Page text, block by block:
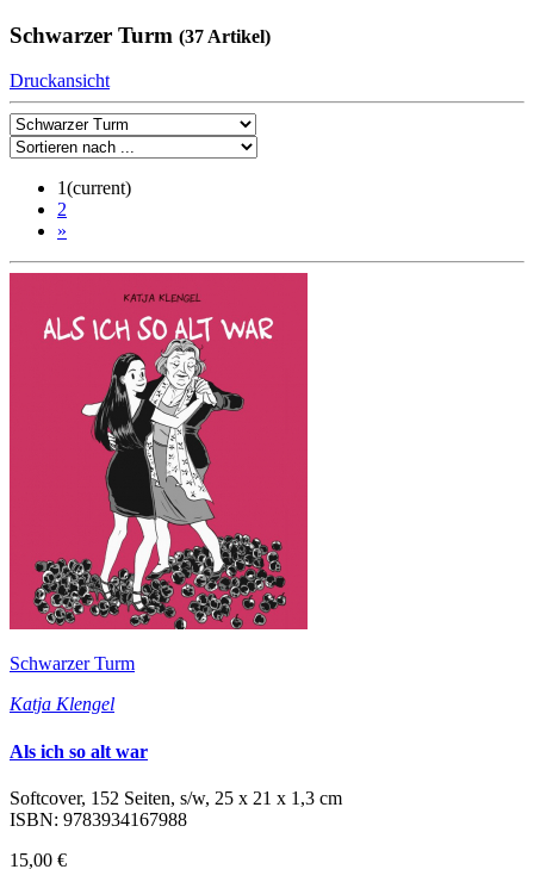
Schwarzer Turm (37 Artikel)
Druckansicht
1(current)
2
»
Schwarzer Turm
Katja Klengel
Als ich so alt war
Softcover, 152 Seiten, s/w, 25 x 21 x 1,3 cm
ISBN: 9783934167988
15,00 €